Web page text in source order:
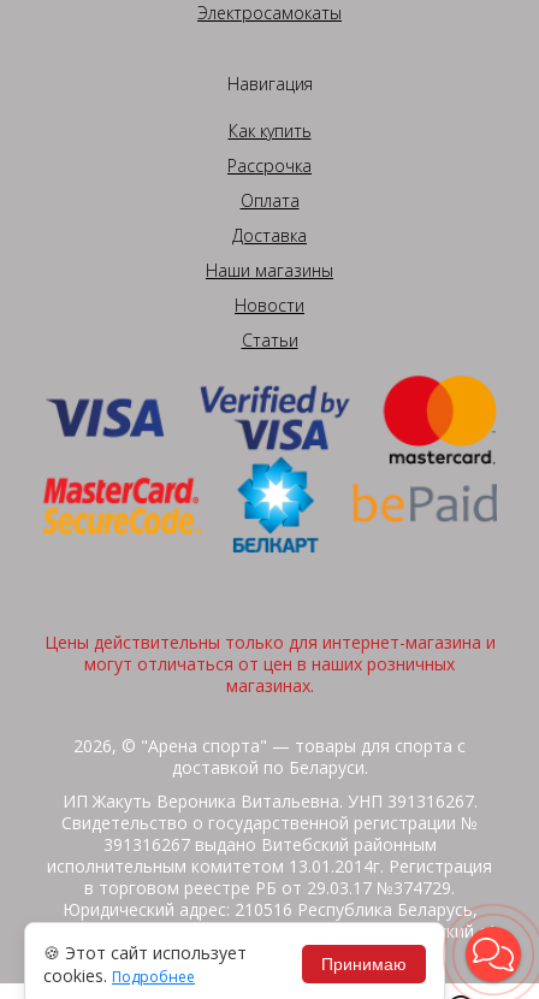
Электросамокаты
Навигация
Как купить
Рассрочка
Оплата
Доставка
Наши магазины
Новости
Статьи
Цены действительны только для интернет-магазина и
могут отличаться от цен в наших розничных
магазинах.
2026, © "Арена спорта" — товары для спорта с
доставкой по Беларуси.
ИП Жакуть Вероника Витальевна. УНП 391316267.
Свидетельство о государственной регистрации №
391316267 выдано Витебский районным
исполнительным комитетом 13.01.2014г. Регистрация
в торговом реестре РБ от 29.03.17 №374729.
Юридический адрес: 210516 Республика Беларусь,
Витебская область, Витебский район, Бабиничский с/
с, аг.Ольгово, ул.Школьная
Политика защиты данных
🍪 Этот сайт использует
cookies. Подробнее
Принимаю